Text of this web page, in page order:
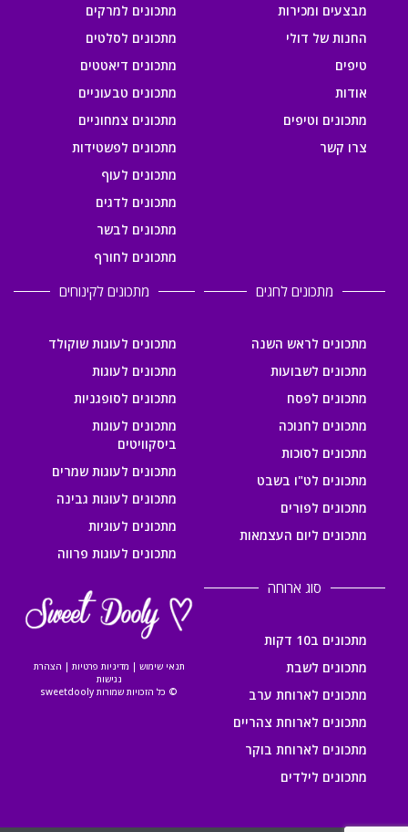
מבצעים ומכירות
החנות של דולי
טיפים
אודות
מתכונים וטיפים
צרו קשר
מתכונים למרקים
מתכונים לסלטים
מתכונים דיאטטים
מתכונים טבעוניים
מתכונים צמחוניים
מתכונים לפשטידות
מתכונים לעוף
מתכונים לדגים
מתכונים לבשר
מתכונים לחורף
מתכונים לחגים
מתכונים לראש השנה
מתכונים לשבועות
מתכונים לפסח
מתכונים לחנוכה
מתכונים לסוכות
מתכונים לט"ו בשבט
מתכונים לפורים
מתכונים ליום העצמאות
מתכונים לקינוחים
מתכונים לעוגות שוקולד
מתכונים לעוגות
מתכונים לסופגניות
מתכונים לעוגות
ביסקוויטים
מתכונים לעוגות שמרים
מתכונים לעוגות גבינה
מתכונים לעוגיות
מתכונים לעוגות פרווה
סוג ארוחה
מתכונים ב10 דקות
מתכונים לשבת
מתכונים לארוחת ערב
מתכונים לארוחת צהריים
מתכונים לארוחת בוקר
מתכונים לילדים
תנאי שימוש | מדיניות פרטיות | הצהרת
נגישות
© כל הזכויות שמורות sweetdooly